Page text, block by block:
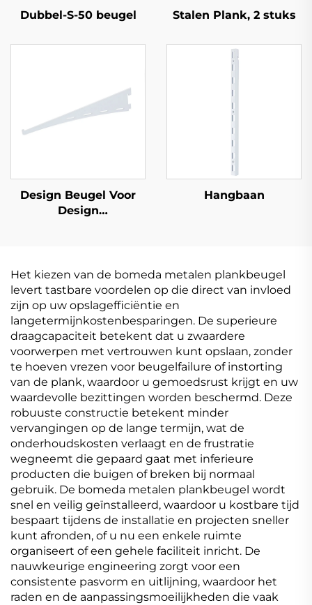
Dubbel-S-50 beugel Stalen Plank, 2 stuks
Design Beugel Voor
Design
Hangbaan
Het kiezen van de bomeda metalen plankbeugel
levert tastbare voordelen op die direct van invloed
zijn op uw opslagefficiëntie en
langetermijnkostenbesparingen. De superieure
draagcapaciteit betekent dat u zwaardere
voorwerpen met vertrouwen kunt opslaan, zonder
te hoeven vrezen voor beugelfailure of instorting
van de plank, waardoor u gemoedsrust krijgt en uw
waardevolle bezittingen worden beschermd. Deze
robuuste constructie betekent minder
vervangingen op de lange termijn, wat de
onderhoudskosten verlaagt en de frustratie
wegneemt die gepaard gaat met inferieure
producten die buigen of breken bij normaal
gebruik. De bomeda metalen plankbeugel wordt
snel en veilig geïnstalleerd, waardoor u kostbare tijd
bespaart tijdens de installatie en projecten sneller
kunt afronden, of u nu een enkele ruimte
organiseert of een gehele faciliteit inricht. De
nauwkeurige engineering zorgt voor een
consistente pasvorm en uitlijning, waardoor het
raden en de aanpassingsmoeilijkheden die vaak